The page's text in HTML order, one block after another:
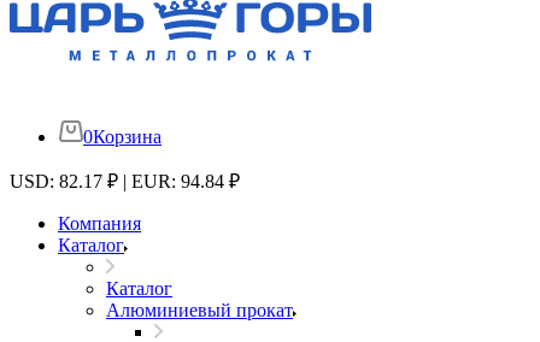
0Корзина
USD: 82.17 ₽ | EUR: 94.84 ₽
Компания
Каталог
Каталог
Алюминиевый прокат